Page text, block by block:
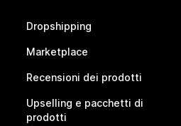
Dropshipping
Marketplace
Recensioni dei prodotti
Upselling e pacchetti di
prodotti